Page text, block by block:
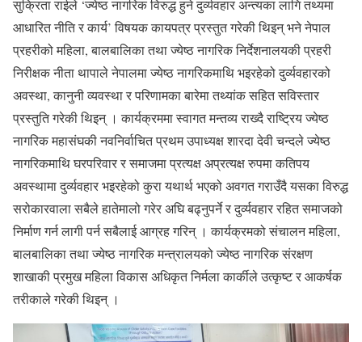
सुक्रिता राईले ‘ज्येष्ठ नागरिक विरुद्ध हुने दुर्व्यवहार अन्त्यका लागि तथ्यमा
आधारित नीति र कार्य’ विषयक कायपत्र प्रस्तुत गरेकी थिइन् भने नेपाल
प्रहरीको महिला, बालबालिका तथा ज्येष्ठ नागरिक निर्देशनालयकी प्रहरी
निरीक्षक नीता थापाले नेपालमा ज्येष्ठ नागरिकमाथि भइरहेको दुर्व्यवहारको
अवस्था, कानुनी व्यवस्था र परिणामका बारेमा तथ्यांक सहित सविस्तार
प्रस्तुति गरेकी थिइन् । कार्यक्रममा स्वागत मन्तव्य राख्दै राष्ट्रिय ज्येष्ठ
नागरिक महासंघकी नवनिर्वाचित प्रथम उपाध्यक्ष शारदा देवी चन्दले ज्येष्ठ
नागरिकमाथि घरपरिवार र समाजमा प्रत्यक्ष अप्रत्यक्ष रुपमा कतिपय
अवस्थामा दुर्व्यवहार भइरहेको कुरा यथार्थ भएको अवगत गराउँदै यसका विरुद्ध
सरोकारवाला सबैले हातेमालो गरेर अघि बढ्नुपर्ने र दुर्व्यवहार रहित समाजको
निर्माण गर्न लागी पर्न सबैलाई आग्रह गरिन् । कार्यक्रमको संचालन महिला,
बालबालिका तथा ज्येष्ठ नागरिक मन्त्रालयको ज्येष्ठ नागरिक संरक्षण
शाखाकी प्रमुख महिला विकास अधिकृत निर्मला कार्कीले उत्कृष्ट र आकर्षक
तरीकाले गरेकी थिइन् ।